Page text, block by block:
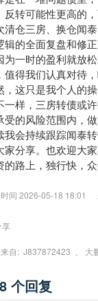
反转可能性更高的
清仓三房、换仓闻
辑的全面复盘和修
为一时的盈利就放
值得我们认真对待
，这只是我个人的
一样，三房转债或
受的风险范围内，
我会持续跟踪闻泰
家分享。也欢迎大
的路上，独行快，众
间 2026-05-18 18:01
享
自: J837872423 大
个回复